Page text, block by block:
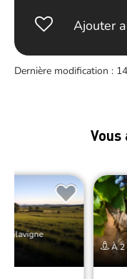
Ajouter
Dernière modification :
Vilavigne
À 2